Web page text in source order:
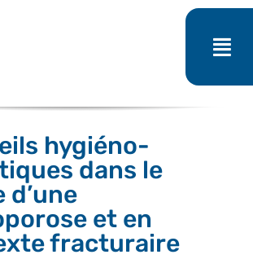
hygiéno-
dans le
d’une
et en
fracturaire